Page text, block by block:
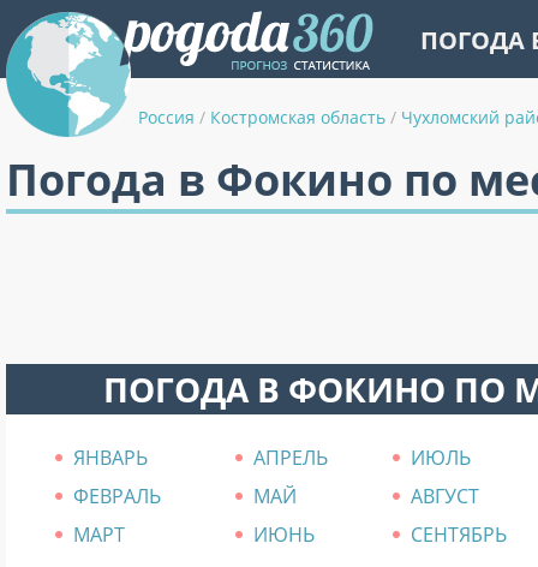
ПОГОДА
Россия / Костромская область / Чухломский
Погода в Фокино по
ПОГОДА В ФОКИНО ПО
ЯНВАРЬ АПРЕЛЬ
ИЮЛЬ
ФЕВРАЛЬ
МАЙ
АВГУСТ
МАРТ
ИЮНЬ СЕНТЯБРЬ